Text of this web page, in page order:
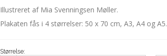
Illustreret af Mia Svenningsen Møller.
Plakaten fås i 4 størrelser: 50 x 70 cm, A3, A4 og A5.
Størrelse: